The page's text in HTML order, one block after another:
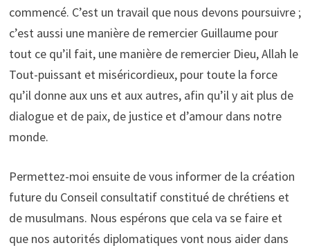
commencé. C’est un travail que nous devons poursuivre ;
c’est aussi une manière de remercier Guillaume pour
tout ce qu’il fait, une manière de remercier Dieu, Allah le
Tout-puissant et miséricordieux, pour toute la force
qu’il donne aux uns et aux autres, afin qu’il y ait plus de
dialogue et de paix, de justice et d’amour dans notre
monde.
Permettez-moi ensuite de vous informer de la création
future du Conseil consultatif constitué de chrétiens et
de musulmans. Nous espérons que cela va se faire et
que nos autorités diplomatiques vont nous aider dans